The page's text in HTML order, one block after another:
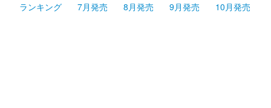
プレミアム
ランキング
7月発売 8月発売 9月発売 10月発売